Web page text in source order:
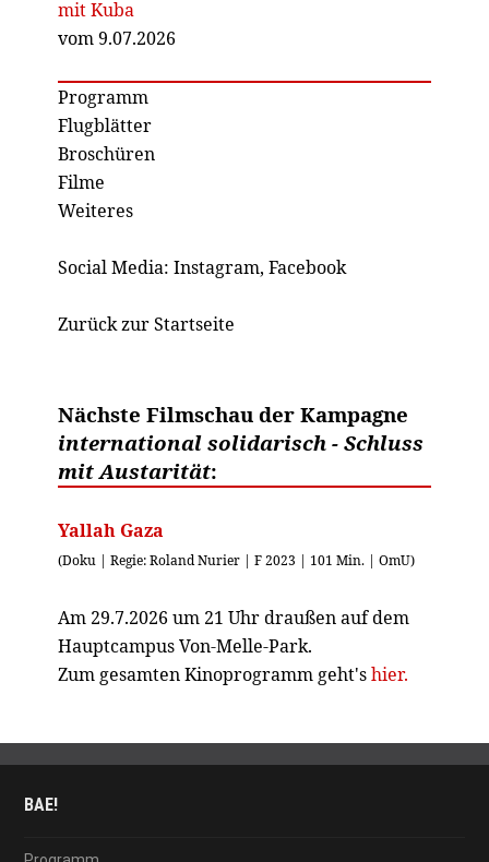
mit Kuba
vom 9.07.2026
Programm
Flugblätter
Broschüren
Filme
Weiteres
Social Media: Instagram, Facebook
Zurück zur Startseite
Nächste Filmschau der Kampagne
international solidarisch - Schluss
mit Austarität:
Yallah Gaza
(Doku | Regie: Roland Nurier | F 2023 | 101 Min. | OmU)
Am 29.7.2026 um 21 Uhr draußen auf dem
Hauptcampus Von-Melle-Park.
Zum gesamten Kinoprogramm geht'shier.
BAE!